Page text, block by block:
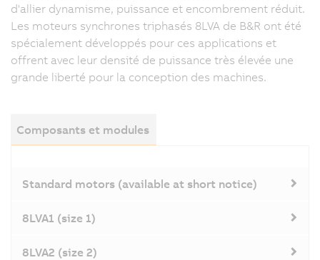
d'allier dynamisme, puissance et encombrement réduit.
Les moteurs synchrones triphasés 8LVA de B&R ont été
spécialement développés pour ces applications et
offrent avec leur densité de puissance très élevée une
grande liberté pour la conception des machines.
Composants et modules
Standard motors (available at short notice)
8LVA1 (size 1)
8LVA2 (size 2)